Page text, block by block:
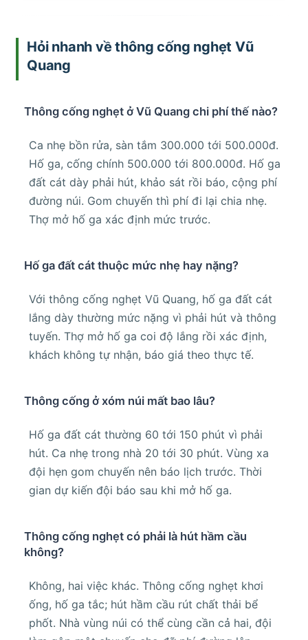
Hỏi nhanh về thông cống nghẹt Vũ
Quang
Thông cống nghẹt ở Vũ Quang chi phí thế nào?
Ca nhẹ bồn rửa, sàn tắm 300.000 tới 500.000đ.
Hố ga, cống chính 500.000 tới 800.000đ. Hố ga
đất cát dày phải hút, khảo sát rồi báo, cộng phí
đường núi. Gom chuyến thì phí đi lại chia nhẹ.
Thợ mở hố ga xác định mức trước.
Hố ga đất cát thuộc mức nhẹ hay nặng?
Với thông cống nghẹt Vũ Quang, hố ga đất cát
lắng dày thường mức nặng vì phải hút và thông
tuyến. Thợ mở hố ga coi độ lắng rồi xác định,
khách không tự nhận, báo giá theo thực tế.
Thông cống ở xóm núi mất bao lâu?
Hố ga đất cát thường 60 tới 150 phút vì phải
hút. Ca nhẹ trong nhà 20 tới 30 phút. Vùng xa
đội hẹn gom chuyến nên báo lịch trước. Thời
gian dự kiến đội báo sau khi mở hố ga.
Thông cống nghẹt có phải là hút hầm cầu
không?
Không, hai việc khác. Thông cống nghẹt khơi
ống, hố ga tắc; hút hầm cầu rút chất thải bể
phốt. Nhà vùng núi có thể cùng cần cả hai, đội